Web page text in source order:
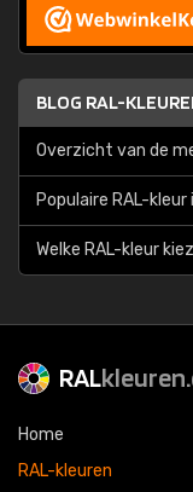
BLOG RAL-
Overzicht van de
Populaire RAL-
Welke RAL-kleur
RAL
Home
RAL-kleuren